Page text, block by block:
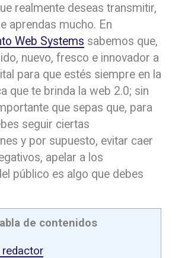
realmente deseas transmitir,
aprendas mucho. En
Web Systems sabemos que,
nuevo, fresco e innovador a
para que estés siempre en la
que te brinda la web 2.0; sin
que sepas que, para
seguir ciertas
y por supuesto, evitar caer
apelar a los
público es algo que debes
de contenidos
redactor